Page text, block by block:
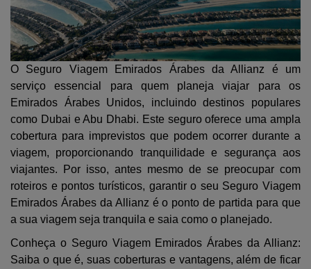
VIAGEM
SAÚDE E
CUIDADOS
ATENDIMENTO
MINHA CONTA
O Seguro Viagem Emirados Árabes da Allianz é um
serviço essencial para quem planeja viajar para os
Emirados Árabes Unidos, incluindo destinos populares
como Dubai e Abu Dhabi. Este seguro oferece uma ampla
cobertura para imprevistos que podem ocorrer durante a
viagem, proporcionando tranquilidade e segurança aos
viajantes. Por isso, antes mesmo de se preocupar com
roteiros e pontos turísticos, garantir o seu Seguro Viagem
Emirados Árabes da Allianz é o ponto de partida para que
a sua viagem seja tranquila e saia como o planejado.
Conheça o Seguro Viagem Emirados Árabes da Allianz:
Saiba o que é, suas coberturas e vantagens, além de ficar